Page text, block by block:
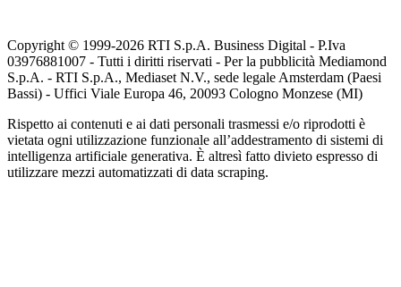
Copyright © 1999-2026 RTI S.p.A. Business Digital - P.Iva
03976881007 - Tutti i diritti riservati - Per la pubblicità Mediamond
S.p.A. - RTI S.p.A., Mediaset N.V., sede legale Amsterdam (Paesi
Bassi) - Uffici Viale Europa 46, 20093 Cologno Monzese (MI)
Rispetto ai contenuti e ai dati personali trasmessi e/o riprodotti è
vietata ogni utilizzazione funzionale all’addestramento di sistemi di
intelligenza artificiale generativa. È altresì fatto divieto espresso di
utilizzare mezzi automatizzati di data scraping.